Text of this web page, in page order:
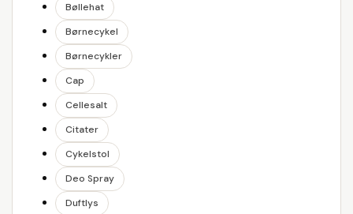
Bøllehat
Børnecykel
Børnecykler
Cap
Cellesalt
Citater
Cykelstol
Deo Spray
Duftlys